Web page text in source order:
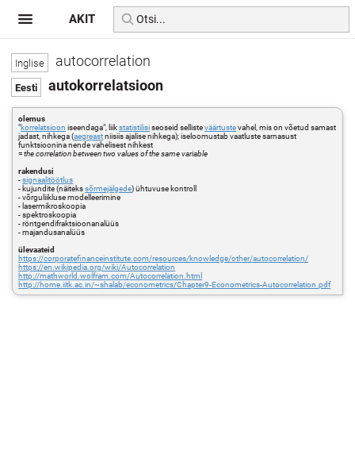
autocorrelation
autokorrelatsioon
olemus
"korrelatsioon iseendaga", liikstatistilisiseoseid sellisteväärtustevahel, mis on võetud samast
jadast, nihkega (aegreastniisiis ajalise nihkega); iseloomustab vaatluste sarnasust
funktsioonina nende vahelisest nihkest
=the correlation between two values of the same variable
rakendusi
-signaalitöötlus
- kujundite (näitekssõrmejälgede) ühtuvuse kontroll
- võrguliikluse modelleerimine
- lasermikroskoopia
- spektroskoopia
- röntgendifraktsioonanalüüs
- majandusanalüüs
ülevaateid
https://corporatefinanceinstitute.com/resources/knowledge/other/autocorrelation/
https://en.wikipedia.org/wiki/Autocorrelation
http://mathworld.wolfram.com/Autocorrelation.html
http://home.iitk.ac.in/~shalab/econometrics/Chapter9-Econometrics-Autocorrelation.pdf
AKIT